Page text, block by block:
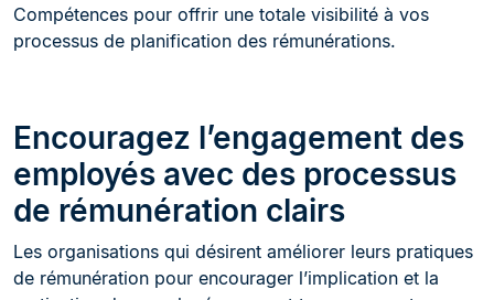
Compétences pour offrir une totale visibilité à vos
processus de planification des rémunérations.
Encouragez l’engagement des
employés avec des processus
de rémunération clairs
Les organisations qui désirent améliorer leurs pratiques
de rémunération pour encourager l’implication et la